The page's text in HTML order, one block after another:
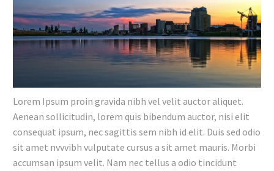
Lorem Ipsum proin gravida nibh vel velit auctor aliquet.
Aenean sollicitudin, lorem quis bibendum auctor, nisi elit
consequat ipsum, nec sagittis sem nibh id elit. Duis sed odio
sit amet nvvvibh vulputate cursus a sit amet mauris. Morbi
accumsan ipsum velit. Nam nec tellus a odio tincidunt